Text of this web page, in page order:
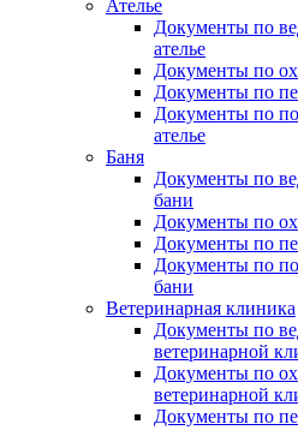
Ателье
Документы по
ателье
Документы по
Документы по
Документы по
ателье
Баня
Документы по
бани
Документы по
Документы по
Документы по
бани
Ветеринарная клиника
Документы по
ветеринарной
Документы по
ветеринарной
Документы по